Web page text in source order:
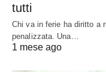
tutti
Chi va in ferie ha diritto a
penalizzata. Una…
1 mese ago